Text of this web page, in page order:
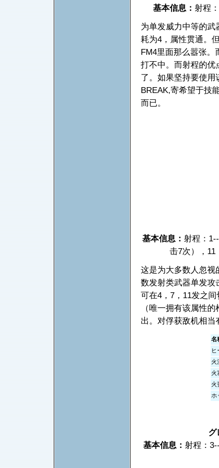
基本信息： 射程
为单发威力中等的武
耗为4，属性贯通。
FM4里面那么嚣张
打不中。而射程的优
了。如果坚持要使用
BREAK,寄希望于技
而已。
基本信息： 射程：
击7次），11
这是为大多数人忽视
数发射类武器单发攻
可在4，7，11发之
（唯一拥有该属性
出。对俘获敌机相
名
ヒ
火
火
火
ホ
グ
基本信息： 射程：